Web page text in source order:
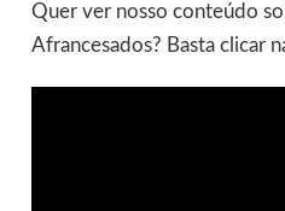
Quer ver nosso conteúdo
Afrancesados? Basta clicar